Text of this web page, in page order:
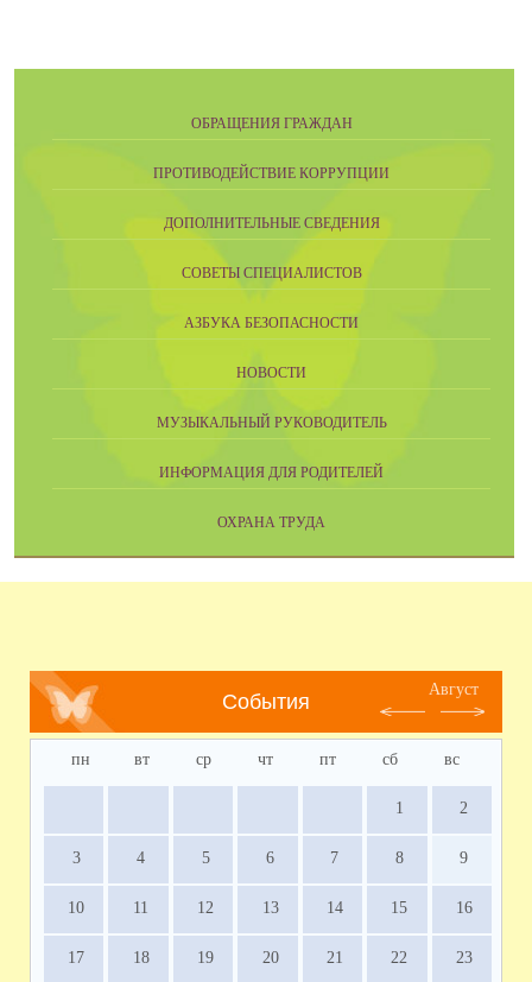
ОБРАЩЕНИЯ ГРАЖДАН
ПРОТИВОДЕЙСТВИЕ КОРРУПЦИИ
ДОПОЛНИТЕЛЬНЫЕ СВЕДЕНИЯ
СОВЕТЫ СПЕЦИАЛИСТОВ
АЗБУКА БЕЗОПАСНОСТИ
НОВОСТИ
МУЗЫКАЛЬНЫЙ РУКОВОДИТЕЛЬ
ИНФОРМАЦИЯ ДЛЯ РОДИТЕЛЕЙ
ОХРАНА ТРУДА
События
Август
пн вт ср чт пт сб вс
1 2
3 4 5 6 7 8 9
10 11 12 13 14 15 16
17 18 19 20 21 22 23